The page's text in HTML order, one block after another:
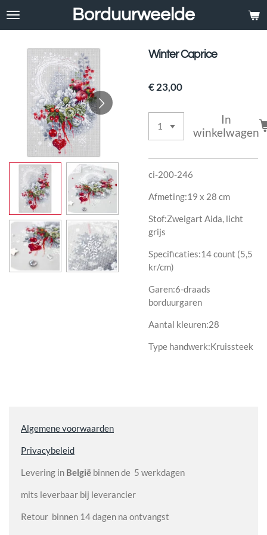
Ga
hoofdinhoud
Borduurweelde
Winter Caprice
€ 23,00
In
winkelwagen
ci-200-246
Afmeting:19 x 28 cm
Stof:Zweigart Aida, licht
grijs
Specificaties:14 count (5,5
kr/cm)
Garen:6-draads
borduurgaren
Aantal kleuren:28
Type handwerk:Kruissteek
Algemene voorwaarden
Privacybeleid
Levering in België binnen de 5 werkdagen
mits leverbaar bij leverancier
Retour binnen 14 dagen na ontvangst